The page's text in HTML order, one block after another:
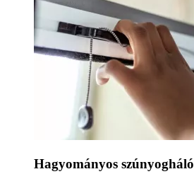
Hagyományos szúnyogháló